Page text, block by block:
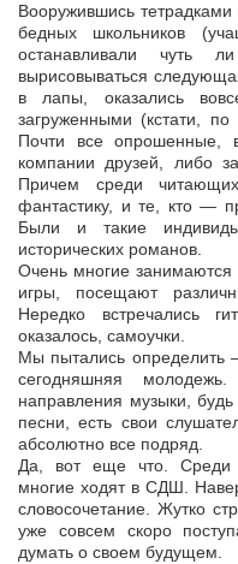
Вооружившись тетрадками
бедных школьников
останавливали чуть
вырисовываться
в лапы, оказались
загруженными (кстати,
Почти все опрошенные,
компании друзей, либо
Причем среди
фантастику, и те, кто —
Были и такие
исторических романов.
Очень многие
игры, посещают
Нередко встречались
оказалось, самоучки.
Мы пытались определить
сегодняшняя
направления музыки,
песни, есть свои
абсолютно все подряд.
Да, вот еще что. Среди
многие ходят в СДШ.
словосочетание. Жутко
уже совсем скоро
думать о своем будущем.